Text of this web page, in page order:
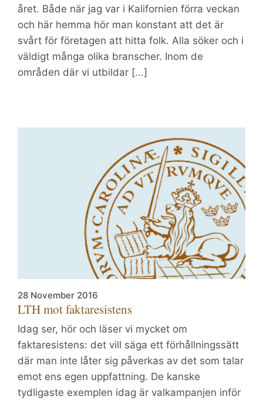
året. Både när jag var i Kalifornien förra veckan
och här hemma hör man konstant att det är
svårt för företagen att hitta folk. Alla söker och i
väldigt många olika branscher. Inom de
områden där vi utbildar [...]
28 November 2016
LTH mot faktaresistens
Idag ser, hör och läser vi mycket om
faktaresistens: det vill säga ett förhållningssätt
där man inte låter sig påverkas av det som talar
emot ens egen uppfattning. De kanske
tydligaste exemplen idag är valkampanjen inför